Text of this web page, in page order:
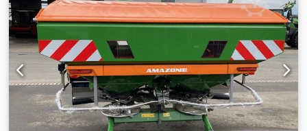
instalación para dispositivos base ZA, recogedor de
suciedad S / iluminación LED Dcjdpfx Ajt Dwh Rjigsk